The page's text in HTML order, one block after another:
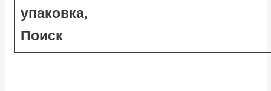
упаковка,
Поиск